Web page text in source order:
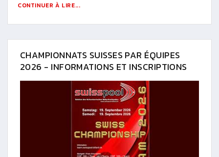
CONTINUER À LIRE...
CHAMPIONNATS SUISSES PAR ÉQUIPES
2026 - INFORMATIONS ET INSCRIPTIONS